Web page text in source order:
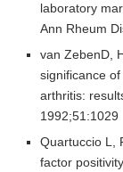
laboratory
Ann Rheum
van ZebenD,
significance
arthritis:
1992;51:1029
Quartuccio L,
factor